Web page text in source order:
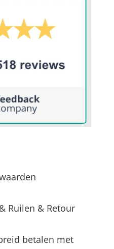
Ruilen & Retour
betalen met